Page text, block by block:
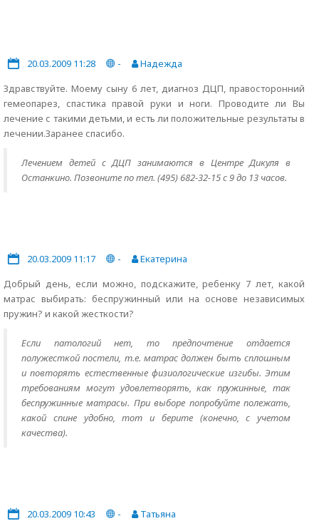
20.03.2009 11:28 -
Надежда
Здравствуйте. Моему сыну 6 лет, диагноз ДЦП, правосторонний
гемеопарез, спастика правой руки и ноги. Проводите ли Вы
лечение с такими детьми, и есть ли положительные результаты в
лечении.Заранее спасибо.
Лечением детей с ДЦП занимаются в Центре Дикуля в
Останкино. Позвоните по тел. (495) 682-32-15 с 9 до 13 часов.
20.03.2009 11:17 -
Екатерина
Добрый день, если можно, подскажите, ребенку 7 лет, какой
матрас выбирать: беспружинный или на основе независимых
пружин? и какой жесткости?
Если патологий нет, то предпочтение отдается
полужесткой постели, т.е. матрас должен быть сплошным
и повторять естественные физиологические изгибы. Этим
требованиям могут удовлетворять, как пружинные, так
беспружинные матрасы. При выборе попробуйте полежать,
какой спине удобно, тот и берите (конечно, с учетом
качества).
20.03.2009 10:43 -
Татьяна